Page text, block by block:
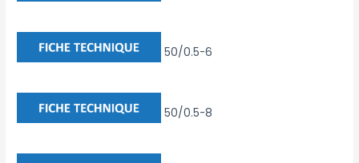
50/0.5-6
50/0.5-8